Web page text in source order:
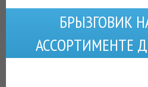
БРЫЗГОВИК
АССОРТИМЕНТЕ